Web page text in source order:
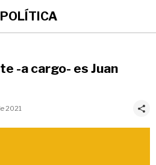
-a cargo- es Juan
2021